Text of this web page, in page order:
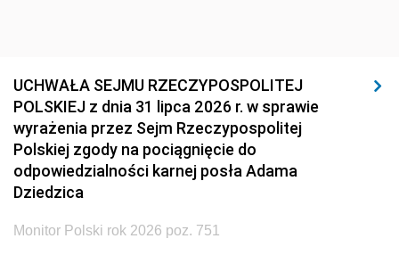
UCHWAŁA SEJMU RZECZYPOSPOLITEJ
POLSKIEJ z dnia 31 lipca 2026 r. w sprawie
wyrażenia przez Sejm Rzeczypospolitej
Polskiej zgody na pociągnięcie do
odpowiedzialności karnej posła Adama
Dziedzica
Monitor Polski rok 2026 poz. 751